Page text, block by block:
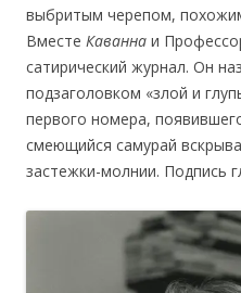
выбритым черепом,
Вместе Каванна и
сатирический журнал. Он
подзаголовком «злой и
первого номера,
смеющийся самурай
застежки-молнии. Подпись